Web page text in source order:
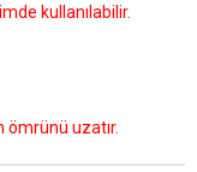
kullanılabilir.
ömrünü uzatır.